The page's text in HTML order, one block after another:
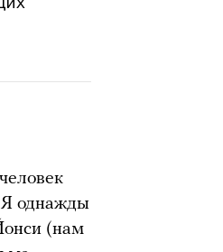
Я однажды
(нам